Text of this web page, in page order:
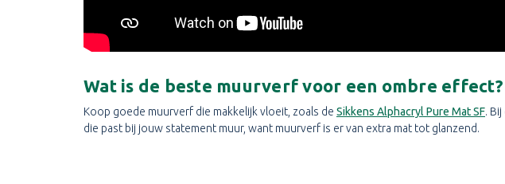
Wat is de beste muurverf voor een ombre effect?
Koop goede muurverf die makkelijk vloeit, zoals de Sikkens Alphacryl Pure Mat SF.
die past bij jouw statement muur, want muurverf is er van extra mat tot glanzend.